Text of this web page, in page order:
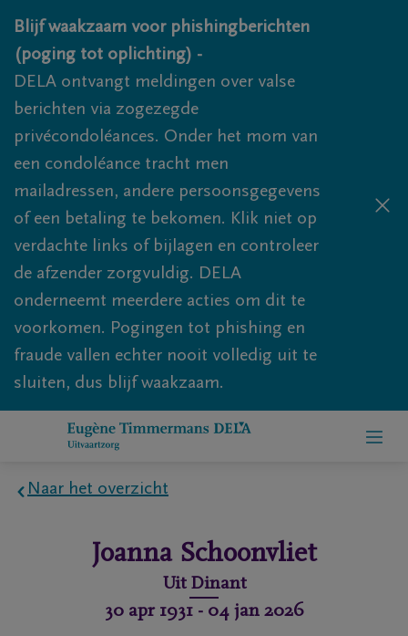
Overslaan en naar inhoud gaan
Blijf waakzaam voor phishingberichten
(poging tot oplichting) -
DELA ontvangt meldingen over valse
berichten via zogezegde
privécondoléances. Onder het mom van
een condoléance tracht men
mailadressen, andere persoonsgegevens
of een betaling te bekomen. Klik niet op
verdachte links of bijlagen en controleer
de afzender zorgvuldig. DELA
onderneemt meerdere acties om dit te
voorkomen. Pogingen tot phishing en
fraude vallen echter nooit volledig uit te
sluiten, dus blijf waakzaam.
Naar het overzicht
Joanna Schoonvliet
Uit Dinant
30 apr 1931- 04 jan 2026